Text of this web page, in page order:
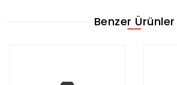
Benzer Ürünler